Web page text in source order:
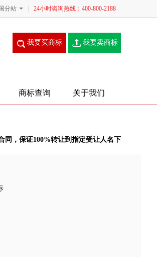
分站 24小时咨询热线：400-800-2188
我要买商标 我要卖商标
商标查询 关于我们
同，保证100%转让到指定受让人名下